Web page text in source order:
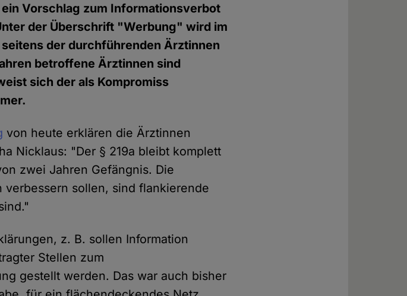
Vorschlag zum Informationsverbot
der Überschrift "Werbung" wird im
der durchführenden Ärztinnen
betroffene Ärztinnen sind
sich der als Kompromiss
von heute erklären die Ärztinnen
Nicklaus: "Der § 219a bleibt komplett
zwei Jahren Gefängnis. Die
sollen, sind flankierende
z. B. sollen Information
Stellen zum
gestellt werden. Das war auch bisher